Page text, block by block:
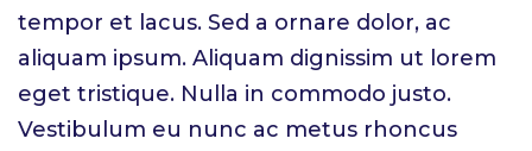
tempor et lacus. Sed a ornare dolor, ac
aliquam ipsum. Aliquam dignissim ut lorem
eget tristique. Nulla in commodo justo.
Vestibulum eu nunc ac metus rhoncus